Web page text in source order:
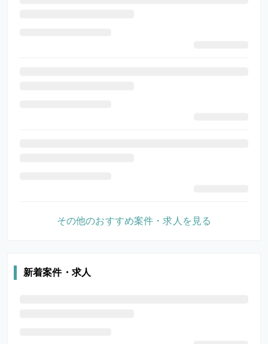
その他のおすすめ案件・求人を見る
新着案件・求人